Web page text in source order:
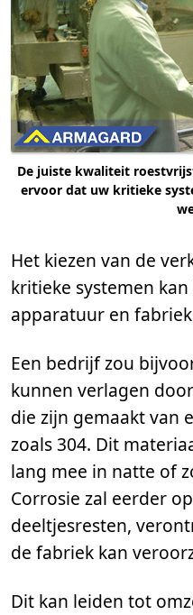
De juiste kwaliteit
ervoor dat uw kritieke
Het kiezen van de
kritieke systemen
apparatuur en
Een bedrijf zou
kunnen verlagen
die zijn gemaakt van
zoals 304. Dit
lang mee in natte of
Corrosie zal eerder
deeltjesresten,
de fabriek kan
Dit kan leiden tot